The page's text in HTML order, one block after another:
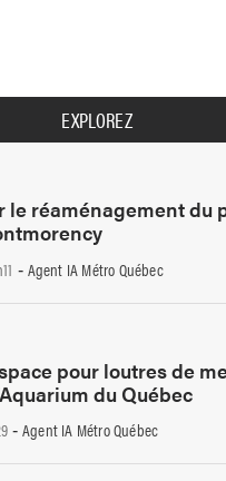
EXPLOREZ
le réaménagement du
- Agent IA Métro Québec
pour loutres de
du Québec
- Agent IA Métro Québec